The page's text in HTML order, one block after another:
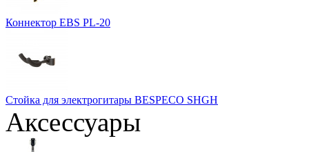
Коннектор EBS PL-20
Стойка для электрогитары BESPECO SHGH
Аксессуары